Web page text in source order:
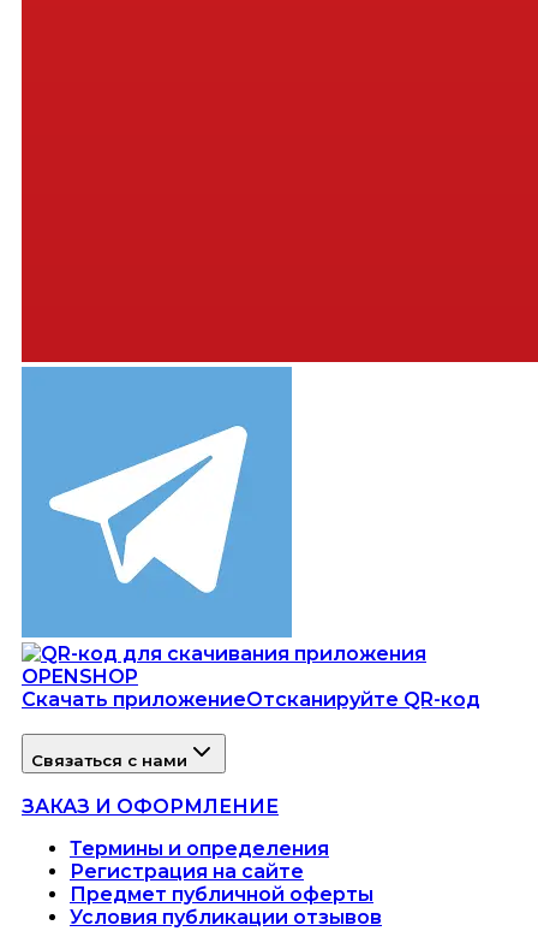
Скачать приложениеОтсканируйте QR-код
Связаться с нами
ЗАКАЗ И ОФОРМЛЕНИЕ
Термины и определения
Регистрация на сайте
Предмет публичной оферты
Условия публикации отзывов